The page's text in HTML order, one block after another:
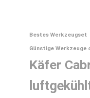
Bestes Werkzeugset
Günstige Werkzeuge
Käfer